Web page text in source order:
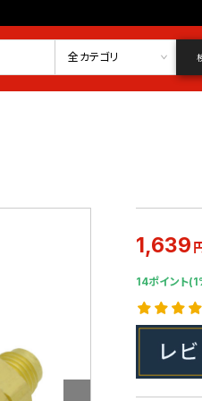
全カテゴリ
1,639
14ポイント